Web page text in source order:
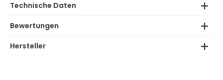
Technische Daten
Bewertungen
Hersteller